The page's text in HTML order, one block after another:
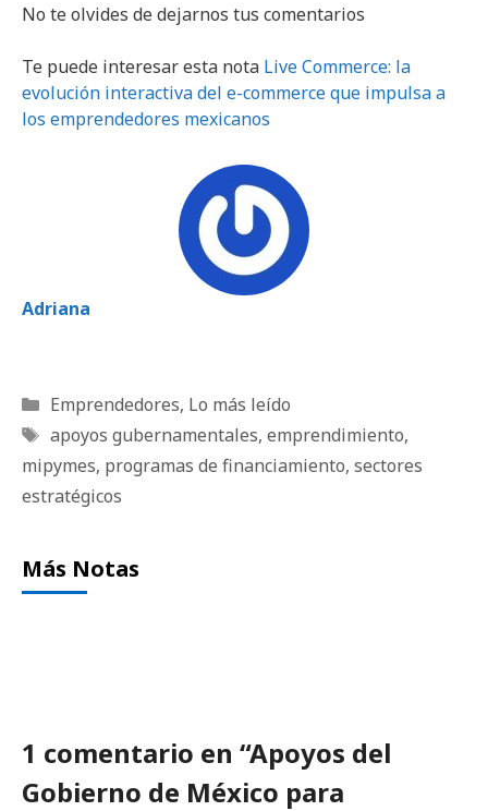
No te olvides de dejarnos tus comentarios
Te puede interesar esta nota Live Commerce: la
evolución interactiva del e-commerce que impulsa a
los emprendedores mexicanos
Adriana
Categorías
Emprendedores, Lo más leído
Etiquetas
apoyos gubernamentales, emprendimiento,
mipymes, programas de financiamiento, sectores
estratégicos
Más Notas
1 comentario en “Apoyos del
Gobierno de México para